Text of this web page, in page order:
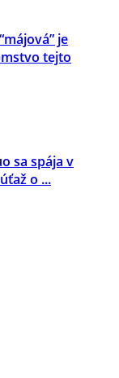
je
tejto
sa spája v
o ...